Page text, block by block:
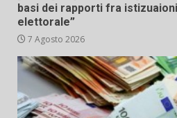
basi dei rapporti fra
elettorale”
7 Agosto 2026